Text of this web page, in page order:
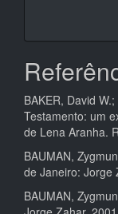
BAKER, David
Testamento: um
de Lena Aranha.
BAUMAN,
de Janeiro: Jorge
BAUMAN,